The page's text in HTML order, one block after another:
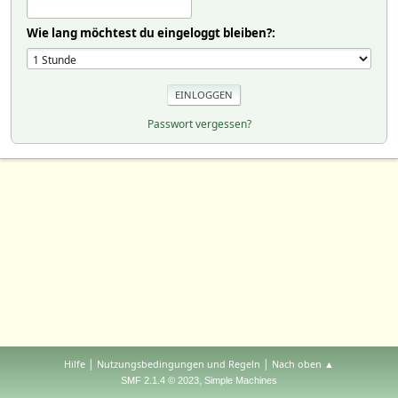
Wie lang möchtest du eingeloggt bleiben?:
Passwort vergessen?
Hilfe | Nutzungsbedingungen und Regeln | Nach oben ▲
SMF 2.1.4 © 2023, Simple Machines